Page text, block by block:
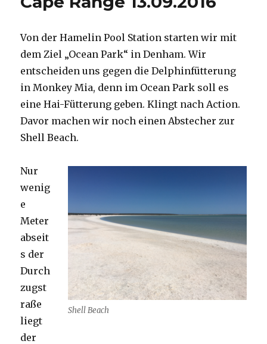
Von der Hamelin Pool Station starten wir mit
dem Ziel „Ocean Park“ in Denham. Wir
entscheiden uns gegen die Delphinfütterung
in Monkey Mia, denn im Ocean Park soll es
eine Hai-Fütterung geben. Klingt nach Action.
Davor machen wir noch einen Abstecher zur
Shell Beach.
Shell Beach
Nur
wenig
e
Meter
abseit
s der
Durch
zugst
raße
liegt
der